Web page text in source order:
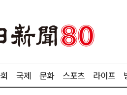
국제 문화 스포츠 라이프